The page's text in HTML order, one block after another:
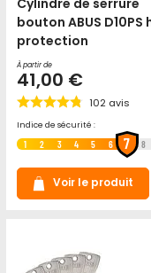
Cylindre de serrure
bouton ABUS D10PS
protection
À partir de
41,00 €
102 avis
Indice de sécurité :
1 2 3 4 5 6 7 8
Voir le produit